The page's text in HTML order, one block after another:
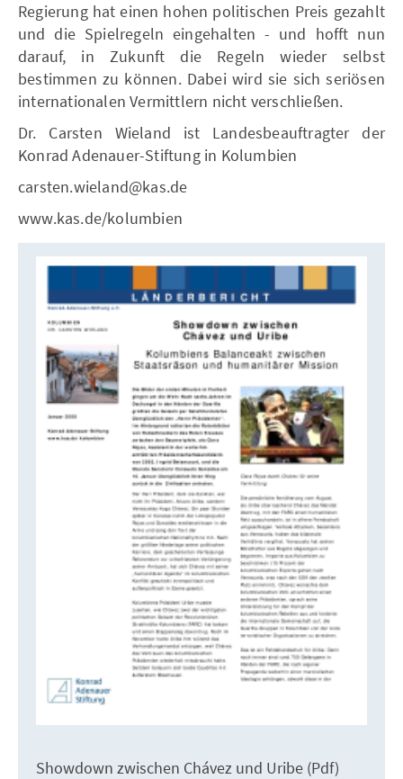
Regierung hat einen hohen politischen Preis gezahlt
und die Spielregeln eingehalten - und hofft nun
darauf, in Zukunft die Regeln wieder selbst
bestimmen zu können. Dabei wird sie sich seriösen
internationalen Vermittlern nicht verschließen.
Dr. Carsten Wieland ist Landesbeauftragter der
Konrad Adenauer-Stiftung in Kolumbien
carsten.wieland@kas.de
www.kas.de/kolumbien
Showdown zwischen Chávez und Uribe (Pdf)